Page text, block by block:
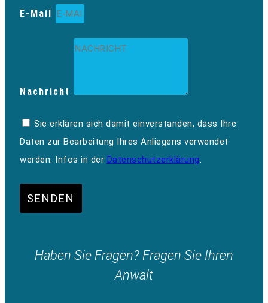
E-Mail
Nachricht
Sie erklären sich damit einverstanden, dass Ihre
Daten zur Bearbeitung Ihres Anliegens verwendet
werden. Infos in der Datenschutzerklärung.
SENDEN
Haben Sie Fragen? Fragen Sie Ihren
Anwalt